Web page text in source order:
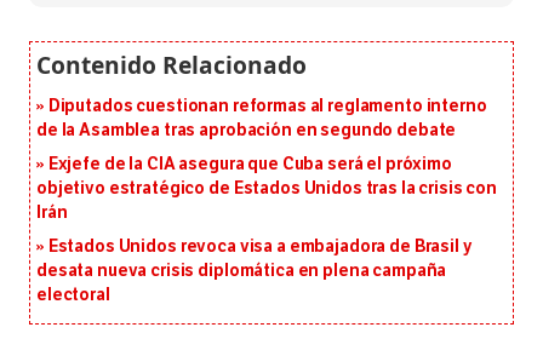
Diputados cuestionan reformas al reglamento interno
de la Asamblea tras aprobación en segundo debate
Exjefe de la CIA asegura que Cuba será el próximo
objetivo estratégico de Estados Unidos tras la crisis con
Irán
Estados Unidos revoca visa a embajadora de Brasil y
desata nueva crisis diplomática en plena campaña
electoral